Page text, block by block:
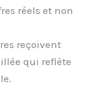
réels et non
reçoivent
qui reflète